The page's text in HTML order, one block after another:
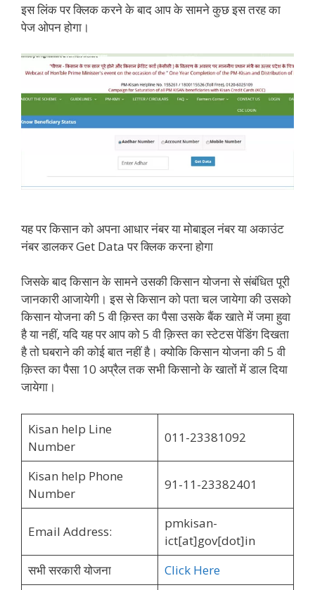
इस लिंक पर क्लिक करने के बाद आप के सामने कुछ इस तरह का
पेज ओपन होगा।
यह पर किसान को अपना आधार नंबर या मोबाइल नंबर या अकाउंट
नंबर डालकर Get Data पर क्लिक करना होगा
जिसके बाद किसान के सामने उसकी किसान योजना से संबंधित पूरी
जानकारी आजायेगी। इस से किसान को पता चल जायेगा की उसको
किसान योजना की 5 वी क़िस्त का पैसा उसके बैंक खाते में जमा हुवा
है या नहीं, यदि यह पर आप को 5 वी क़िस्त का स्टेटस पेंडिंग दिखता
है तो घबराने की कोई बात नहीं है। क्योकि किसान योजना की 5 वी
क़िस्त का पैसा 10 अप्रैल तक सभी किसानो के खातों में डाल दिया
जायेगा।
Kisan help Line
Number
011-23381092
Kisan help Phone
Number
91-11-23382401
Email Address:
pmkisan-
ict[at]gov[dot]in
सभी सरकारी योजना
Click Here